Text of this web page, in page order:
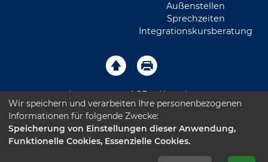
Außenstellen
Sprechzeiten
Integrationskursberatung
Impressum AGB Kontakt
Sitemap Datenschutz Leichte Sprache
Barrierefreiheitserklärung
Wir speichern und verarbeiten Ihre personenbezogenen
Informationen für folgende Zwecke:
Speicherung von Einstellungen dieser Anwendung,
Funktionelle Cookies, Essenzielle Cookies.